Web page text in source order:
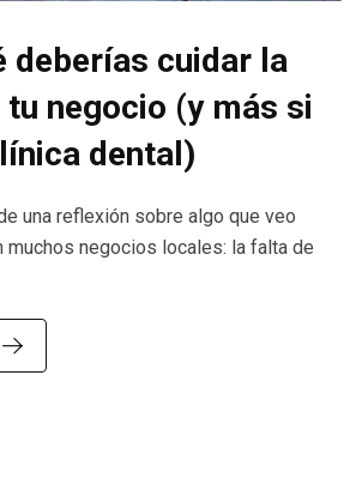
deberías cuidar la
negocio (y más si
dental)
una reflexión sobre algo que veo
muchos negocios locales: la falta de